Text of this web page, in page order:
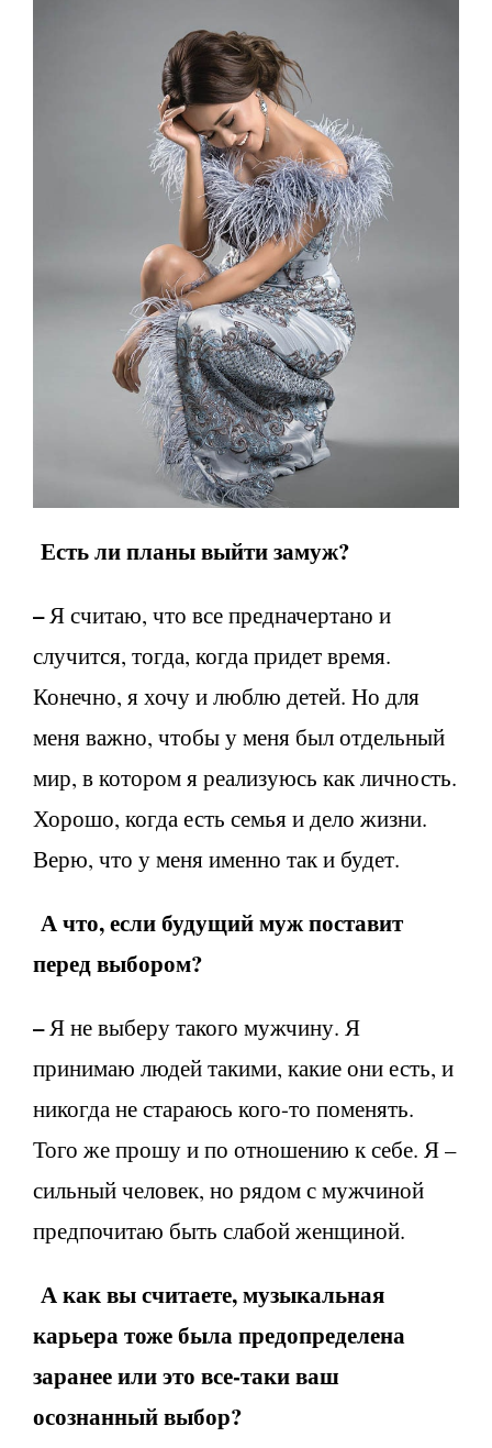
Есть ли планы выйти замуж?
–Я считаю, что все предначертано и
случится, тогда, когда придет время.
Конечно, я хочу и люблю детей. Но для
меня важно, чтобы у меня был отдельный
мир, в котором я реализуюсь как личность.
Хорошо, когда есть семья и дело жизни.
Верю, что у меня именно так и будет.
А что, если будущий муж поставит
перед выбором?
–Я не выберу такого мужчину. Я
принимаю людей такими, какие они есть, и
никогда не стараюсь кого-то поменять.
Того же прошу и по отношению к себе. Я –
сильный человек, но рядом с мужчиной
предпочитаю быть слабой женщиной.
А как вы считаете, музыкальная
карьера тоже была предопределена
заранее или это все-такиваш
осознанный выбор?